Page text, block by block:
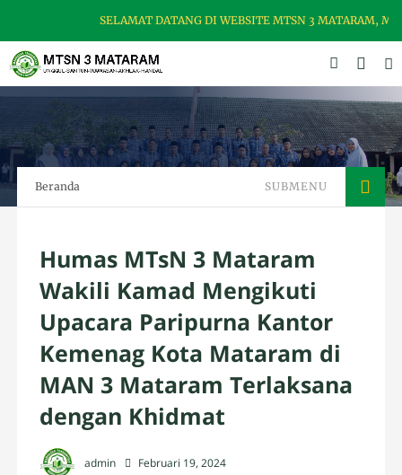
SELAMAT DATANG DI WEBSITE MTSN 3 MATARAM,
Beranda SUBMENU
Humas MTsN 3 Mataram
Wakili Kamad Mengikuti
Upacara Paripurna Kantor
Kemenag Kota Mataram di
MAN 3 Mataram Terlaksana
dengan Khidmat
admin Februari 19, 2024